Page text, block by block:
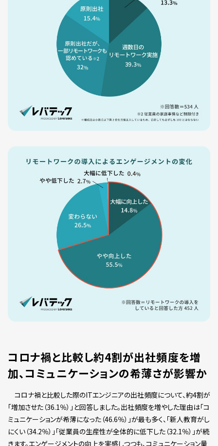
コロナ禍と比較し約4割が出社頻度を増
加、コミュニケーションの希薄さが影響か
コロナ禍と比較した際のITエンジニアの出社頻度について、約4割が
「増加させた（36.1％）」と回答しました。出社頻度を増やした理由は「コ
ミュニケーションが希薄になった（46.6％）」が最も多く、「新人教育がし
にくい（34.2％）」「従業員の生産性が全体的に低下した（32.1％）」が続
きます。エンゲージメントの向上を実感しつつも、コミュニケーション量